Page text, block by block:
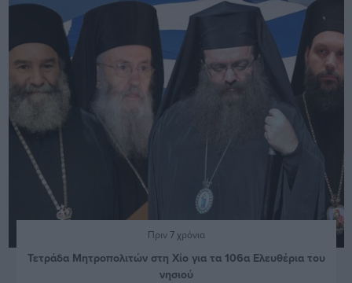
Πριν 7 χρόνια
Τετράδα Μητροπολιτών στη Χίο για τα 106α Ελευθέρια του
νησιού